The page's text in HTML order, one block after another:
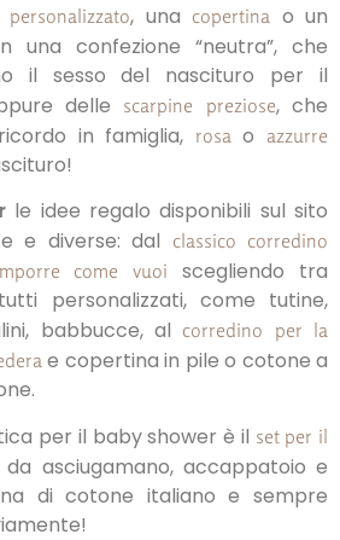
, una copertina o un
una confezione “neutra”, che
il sesso del nascituro per il
delle scarpine preziose, che
in famiglia, rosao azzurre
le idee regalo disponibili sul sito
e diverse: dal classico corredino
come vuoi
scegliendo tra
personalizzati, come tutine,
babbucce, al corredino per la
e copertina in pile o cotone a
per il baby shower è il set per il
asciugamano, accappatoio e
di cotone italiano e sempre